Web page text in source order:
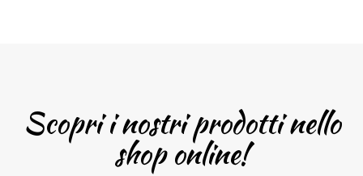
Scopri i nostri prodotti nello
shop online!